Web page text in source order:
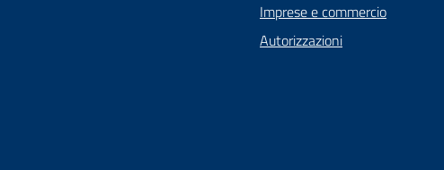
Imprese e commercio
Autorizzazioni